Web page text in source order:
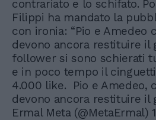
contrariato e lo schifato.
Filippi ha mandato la
con ironia: “Pio e Amedeo
devono ancora restituire il
follower si sono schierati
e in poco tempo il
4.000 like. Pio e Amedeo,
devono ancora restituire il
Ermal Meta (@MetaErmal)